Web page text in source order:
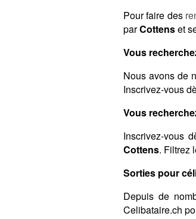
Pour faire des
parCottenset
Vous
Nous avons de
Inscrivez-vous
Vous
Inscrivez-vous
Cottens. Filtrez
Sorties pour
Depuis de
Celibataire.ch